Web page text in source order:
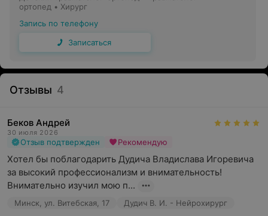
ортопед • Хирург
Запись по телефону
Записаться
Отзывы 4
Беков Андрей
30 июля 2026
Отзыв подтвержден Рекомендую
Хотел бы поблагодарить Дудича Владислава Игоревича
за высокий профессионализм и внимательность!
Внимательно изучил мою п...
Минск, ул. Витебская, 17 Дудич В. И. - Нейрохирург